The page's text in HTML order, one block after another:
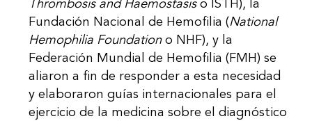
Thrombosis and Haemostasiso ISTH), la
Fundación Nacional de Hemofilia (National
Hemophilia Foundationo NHF), y la
Federación Mundial de Hemofilia (FMH) se
aliaron a fin de responder a esta necesidad
y elaboraron guías internacionales para el
ejercicio de la medicina sobre el diagnóstico